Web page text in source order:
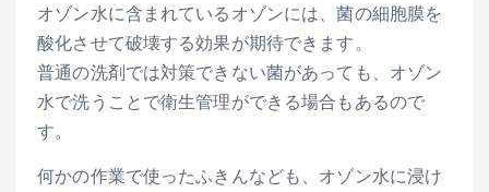
オゾン水に含まれているオゾンには、菌の細胞膜を
酸化させて破壊する効果が期待できます。
普通の洗剤では対策できない菌があっても、オゾン
水で洗うことで衛生管理ができる場合もあるので
す。
何かの作業で使ったふきんなども、オゾン水に浸け